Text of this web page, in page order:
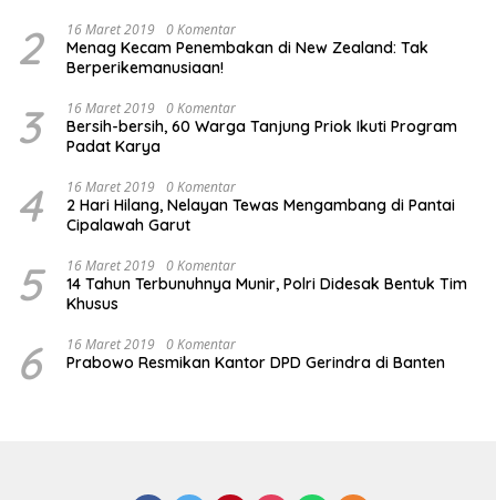
2 16 Maret 2019 0 Komentar
Menag Kecam Penembakan di New Zealand: Tak
Berperikemanusiaan!
3 16 Maret 2019 0 Komentar
Bersih-bersih, 60 Warga Tanjung Priok Ikuti Program
Padat Karya
4 16 Maret 2019 0 Komentar
2 Hari Hilang, Nelayan Tewas Mengambang di Pantai
Cipalawah Garut
5 16 Maret 2019 0 Komentar
14 Tahun Terbunuhnya Munir, Polri Didesak Bentuk Tim
Khusus
6 16 Maret 2019 0 Komentar
Prabowo Resmikan Kantor DPD Gerindra di Banten